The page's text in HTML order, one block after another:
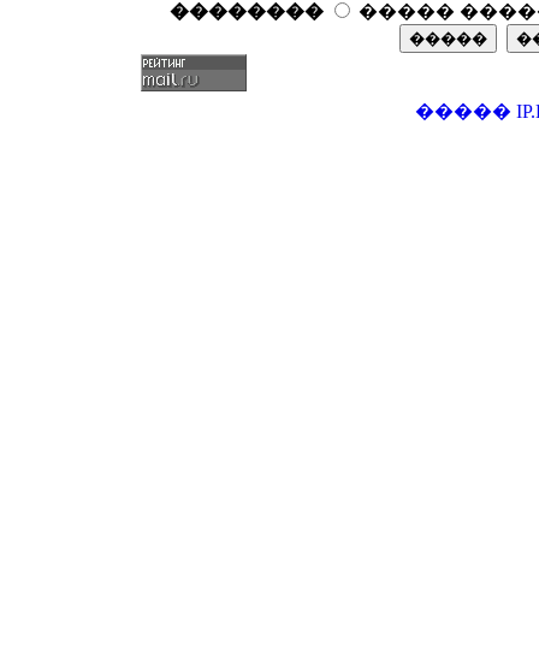
�������� �����
�����